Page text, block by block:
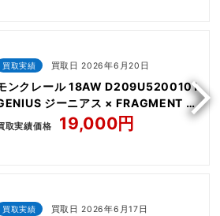
買取実績 買取日 2026年6月20日
ンクレール 18AW D209U5200101
ジーニアス × FRAGMENT フ
グメント HIROSHI FUJIWARA
CAMICIA 長袖 バックロゴ フランネル
取実績価格 19,000円
買取実績 買取日 2026年6月17日